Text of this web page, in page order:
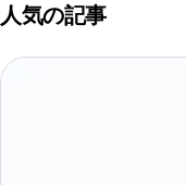
人気の記事